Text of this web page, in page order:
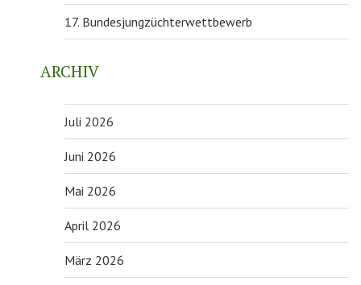
17. Bundesjungzüchterwettbewerb
ARCHIV
Juli 2026
Juni 2026
Mai 2026
April 2026
März 2026